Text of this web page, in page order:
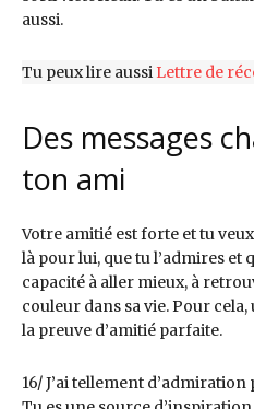
aussi.
Tu peux lire aussi Lettre de
Des messages
ton ami
Votre amitié est forte et tu
là pour lui, que tu l’admires et
capacité à aller mieux, à
couleur dans sa vie. Pour
la preuve d’amitié parfaite.
16/ J’ai tellement